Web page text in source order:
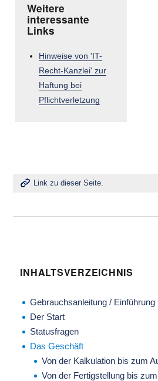
Weitere
interessante
Links
Hinweise von 'IT-
Recht-Kanzlei' zur
Haftung bei
Pflichtverletzung
Link zu dieser Seite.
INHALTSVERZEICHNIS
Gebrauchsanleitung / Einführung
Der Start
Statusfragen
Das Geschäft
Von der Kalkulation bis zum
Von der Fertigstellung bis